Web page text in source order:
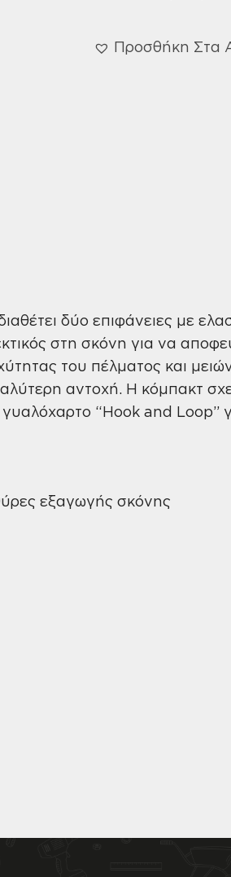
Προσθήκη Στα
δύο επιφάνειες με
στη σκόνη για να
του πέλματος και
αντοχή. Η κόμπακτ
“Hook and Loop”
εξαγωγής σκόνης